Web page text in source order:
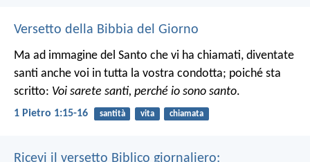
Versetto della Bibbia del Giorno
Ma ad immagine del Santo che vi ha chiamati, diventate
santi anche voi in tutta la vostra condotta; poiché sta
scritto: Voi sarete santi, perché io sono santo.
1 Pietro 1:15-16 santità vita chiamata
Ricevi il versetto Biblico giornaliero: